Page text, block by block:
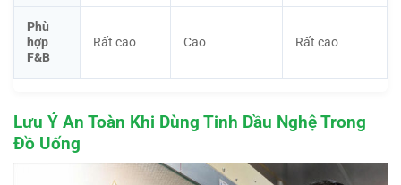
Phù
hợp
F&B
Rất cao Cao Rất cao
Lưu Ý An Toàn Khi Dùng Tinh Dầu Nghệ Trong
Đồ Uống